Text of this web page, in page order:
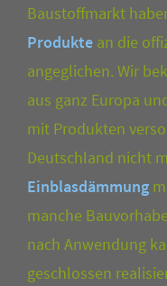
Baustoffmarkt
Produkte an die
angeglichen. Wir
aus ganz Europa
mit Produkten
Deutschland nicht
Einblasdämmung
manche
nach Anwendung
geschlossen